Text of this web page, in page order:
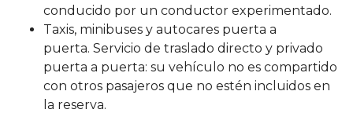
conducido por un conductor experimentado.
Taxis, minibuses y autocares puerta a
puerta. Servicio de traslado directo y privado
puerta a puerta: su vehículo no es compartido
con otros pasajeros que no estén incluidos en
la reserva.